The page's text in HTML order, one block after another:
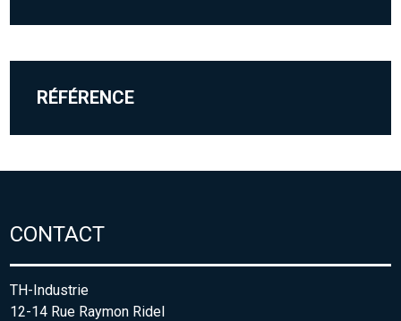
RÉFÉRENCE
CONTACT
TH-Industrie
12-14 Rue Raymon Ridel